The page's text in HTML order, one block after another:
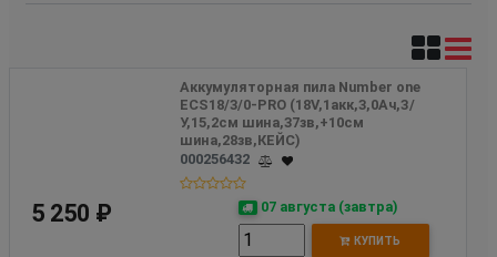
Аккумуляторная пила Number one
ECS18/3/0-PRO (18V,1акк,3,0Ач,З/
У,15,2см шина,37зв,+10см
шина,28зв,КЕЙС)
000256432
5 250 ₽ 07 августа (завтра)
КУПИТЬ